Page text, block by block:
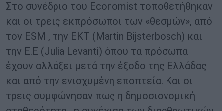
Στο συνέδριο του Economist τοποθετήθηκαν
και οι τρεις εκπρόσωποι των «θεσμών», από
τον ESM , την ΕΚΤ (Martin Bijsterbosch) και
την Ε.Ε (Julia Levanti) όπου τα πρόσωπα
έχουν αλλάξει μετά την έξοδο της Ελλάδας
και από την ενισχυμένη εποπτεία. Και οι
τρεις συμφώνησαν πως η δημοσιονομική